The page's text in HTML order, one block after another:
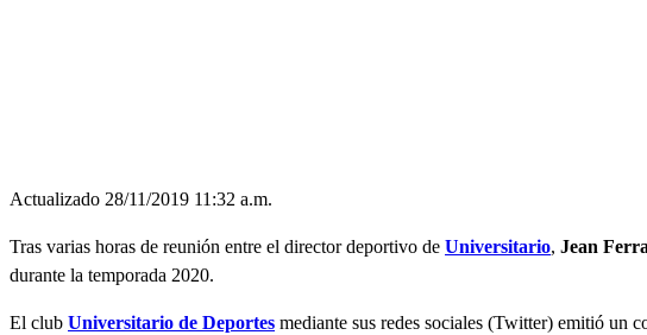
Actualizado 28/11/2019 11:32 a.m.
Tras varias horas de reunión entre el director deportivo de Universitario, Jean
durante la temporada 2020.
El club Universitario de Deportes mediante sus redes sociales (Twitter) emitió un